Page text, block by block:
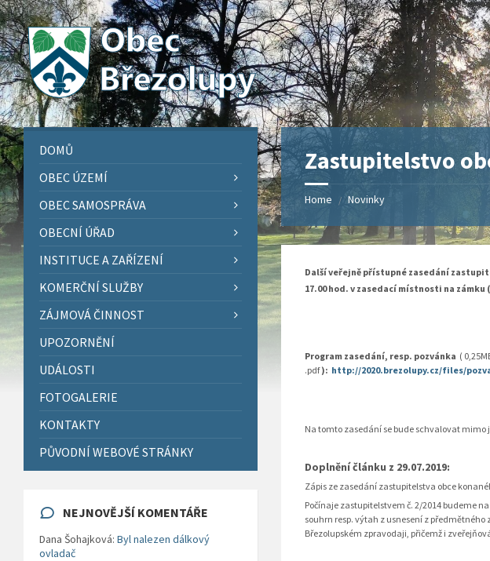
Skip
to
content
Skip
to
left
sidebar
Skip
to
right
sidebar
Skip
to
footer
Zastupitelstvo
Home / Novinky
Další veřejně přístupné zasedání
17.00 hod. v zasedací místnosti na zámku
Program zasedání, resp. pozvánka (
.pdf): http://2020.brezolupy.cz/files/
Na tomto zasedání se bude schvalovat mimo
Doplnění článku z 29.07.2019:
Zápis ze zasedání zastupitelstva obce
Počínaje zastupitelstvem č. 2/2014 budeme
souhrn resp. výtah z usnesení z
Březolupském zpravodaji, přičemž i
DOMŮ
OBEC ÚZEMÍ
OBEC SAMOSPRÁVA
OBECNÍ ÚŘAD
INSTITUCE A ZAŘÍZENÍ
KOMERČNÍ SLUŽBY
ZÁJMOVÁ ČINNOST
UPOZORNĚNÍ
UDÁLOSTI
FOTOGALERIE
KONTAKTY
PŮVODNÍ WEBOVÉ STRÁNKY
NEJNOVĚJŠÍ KOMENTÁŘE
Dana Šohajková: Byl nalezen dálkový
ovladač